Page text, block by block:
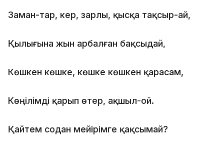
Заман-тар, кер, зарлы, қысқа тақсыр-ай,
Қылығына жын арбалған бақсыдай,
Көшкен көшке, көшке көшкен қарасам,
Көңілімді қарып өтер, ақшыл-ой.
Қайтем содан мейірімге қақсымай?